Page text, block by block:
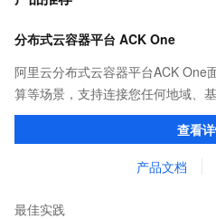
分布式云容器平台 ACK One
阿里云分布式云容器平台ACK One
算等场景，支持连接您任何地域、
的社区兼容的API，助力管理分布式
查看
产品文档
最佳实践